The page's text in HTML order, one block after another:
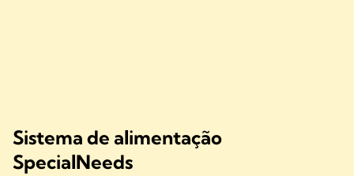
Sistema de alimentação
SpecialNeeds